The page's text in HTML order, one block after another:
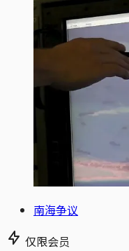
南海争议
仅限会员